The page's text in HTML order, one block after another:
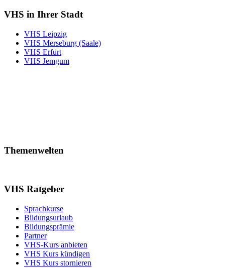
VHS in Ihrer Stadt
VHS Leipzig
VHS Merseburg (Saale)
VHS Erfurt
VHS Jemgum
Themenwelten
VHS Ratgeber
Sprachkurse
Bildungsurlaub
Bildungsprämie
Partner
VHS-Kurs anbieten
VHS Kurs kündigen
VHS Kurs stornieren